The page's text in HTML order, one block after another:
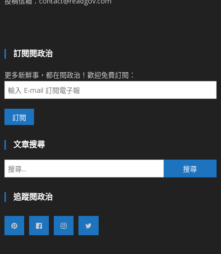
訂閱閱政治
更多新鮮事，都在閱政治！歡迎免費訂閱：
文章搜尋
尋
追蹤閱政治